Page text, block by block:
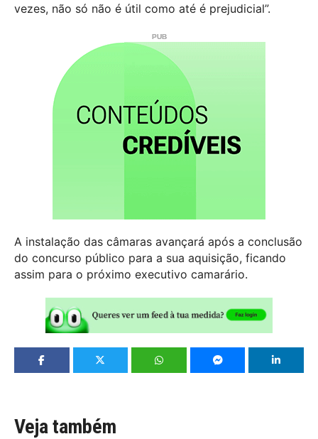
vezes, não só não é útil como até é prejudicial”.
A instalação das câmaras avançará após a conclusão
do concurso público para a sua aquisição, ficando
assim para o próximo executivo camarário.
Veja também